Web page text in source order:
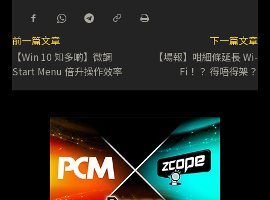
前一篇文章
【Win 10 知多啲】微調
Start Menu 倍升操作效率
下一篇文章
【場報】咁細條延長 Wi-
Fi！？ 得唔得架？